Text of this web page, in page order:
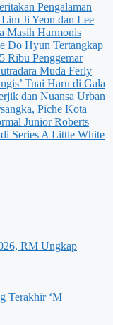
Pengalaman
Ji Yeon dan Lee
Masih Harmonis
Do Hyun Tertangkap
Ribu Penggemar
Muda Ferly
Tuai Haru di Gala
dan Nuansa Urban
Piche Kota
Junior Roberts
Series A Little White
RM Ungkap
Terakhir ‘M